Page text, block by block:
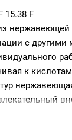
15.38 F
нержавеющей
с другими
к кислотам